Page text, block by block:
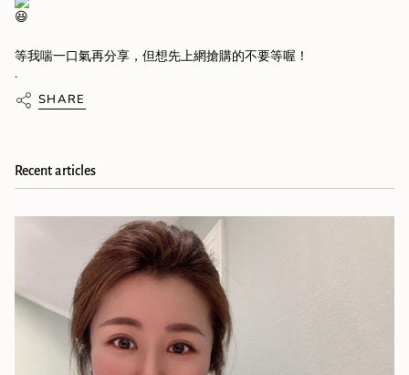
等我喘一口氣再分享，但想先上網搶購的不要等喔！
.
SHARE
Recent articles